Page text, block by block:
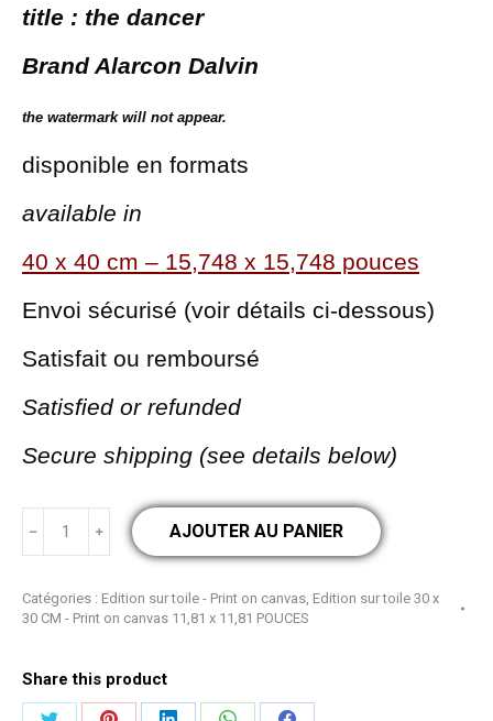
title : the dancer
Brand Alarcon Dalvin
the watermark will not appear.
disponible en formats
available in
40 x 40 cm – 15,748 x 15,748 pouces
Envoi sécurisé (voir détails ci-dessous)
Satisfait ou remboursé
Satisfied or refunded
Secure shipping (see details below)
quantité
de
La
-
édition
AJOUTER AU PANIER
Catégories : Edition sur toile - Print on canvas, Edition sur toile 30 x
30 CM - Print on canvas 11,81 x 11,81 POUCES
Share this product